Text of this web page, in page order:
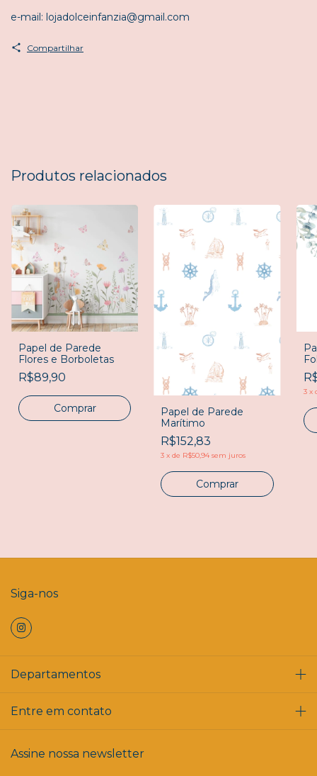
e-mail: lojadolceinfanzia@gmail.com
Compartilhar
Produtos relacionados
Papel de Parede
Flores e Borboletas
R$89,90
Comprar
Papel de Parede
Marítimo
R$152,83
3 xde R$50,94 sem juros
Comprar
3 x
Siga-nos
Departamentos
Entre em contato
Assine nossa newsletter